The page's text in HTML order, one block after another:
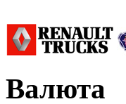
Валюта